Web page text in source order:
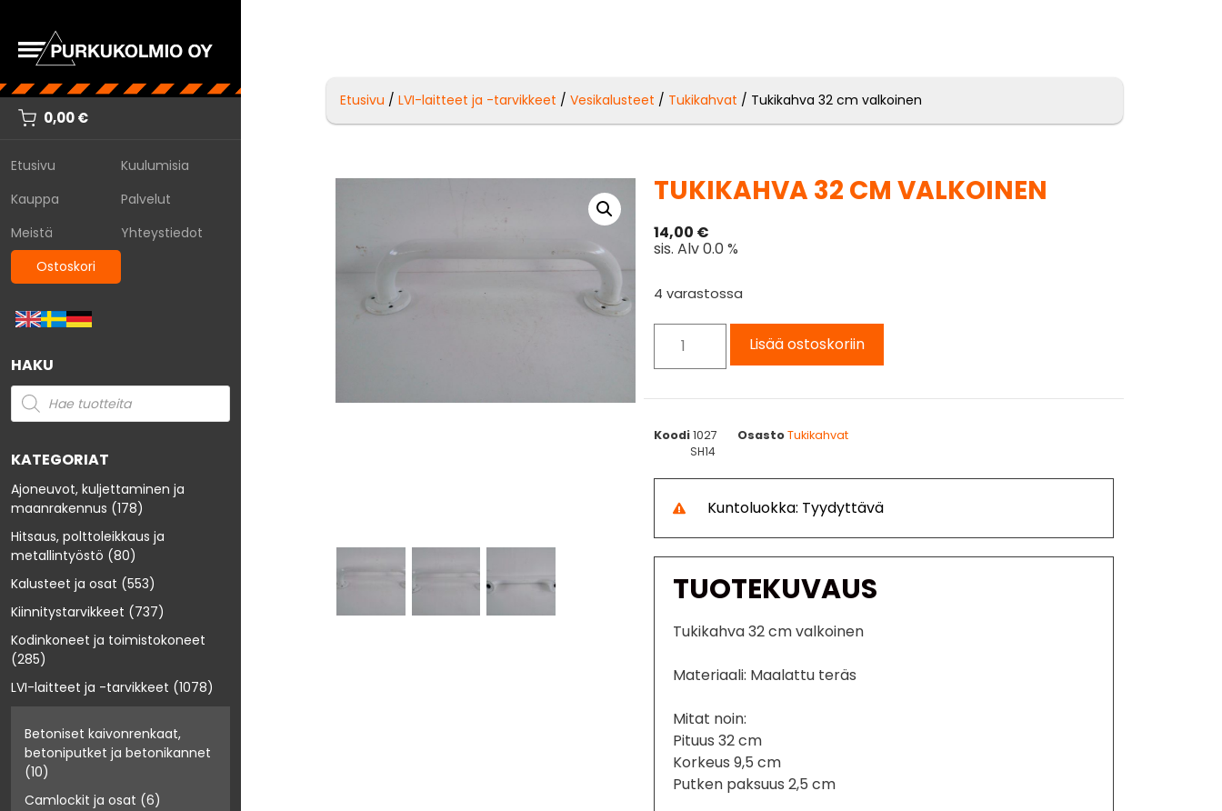
0,00€
Etusivu
Kuulumisia
Kauppa
Palvelut
Meistä
Yhteystiedot
Ostoskori
HAKU
KATEGORIAT
Ajoneuvot, kuljettaminen ja
maanrakennus (178)
Hitsaus, polttoleikkaus ja
metallintyöstö (80)
Kalusteet ja osat (553)
Kiinnitystarvikkeet (737)
Kodinkoneet ja toimistokoneet
(285)
LVI-laitteet ja -tarvikkeet (1078)
Betoniset kaivonrenkaat,
betoniputket ja betonikannet
(10)
Camlockit ja osat (6)
Etusivu /LVI-laitteet ja -tarvikkeet /Vesikalusteet / Tukikahvat / Tukikahva 32 cm valkoinen
TUKIKAHVA 32 CM VALKOINEN
14,00 €
sis. Alv 0.0 %
4 varastossa
Lisää ostoskoriin
Koodi1027 Osasto Tukikahvat
SH14
Kuntoluokka: Tyydyttävä
TUOTEKUVAUS
Tukikahva 32 cm valkoinen
Materiaali: Maalattu teräs
Mitat noin:
Pituus 32 cm
Korkeus 9,5 cm
Putken paksuus 2,5 cm